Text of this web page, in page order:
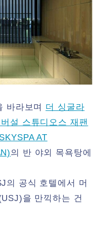
바라보며 더 싱굴라
설 스튜디오스 재팬
AT
의 반 야외 목욕탕에
의 공식 호텔에서 머
을 만끽하는 건